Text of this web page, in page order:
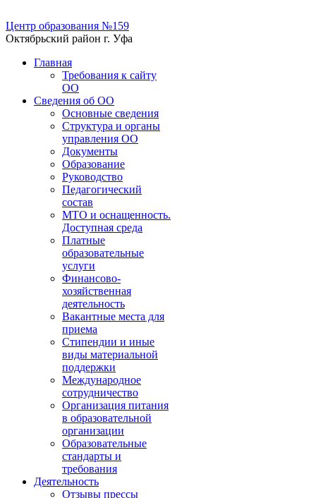
Центр образования №159
Октябрьский район г. Уфа
Главная
Требования к сайту
ОО
Сведения об ОО
Основные сведения
Структура и органы
управления ОО
Документы
Образование
Руководство
Педагогический
состав
МТО и оснащенность.
Доступная среда
Платные
образовательные
услуги
Финансово-
хозяйственная
деятельность
Вакантные места для
приема
Стипендии и иные
виды материальной
поддержки
Международное
сотрудничество
Организация питания
в образовательной
организации
Образовательные
стандарты и
требования
Деятельность
Отзывы прессы